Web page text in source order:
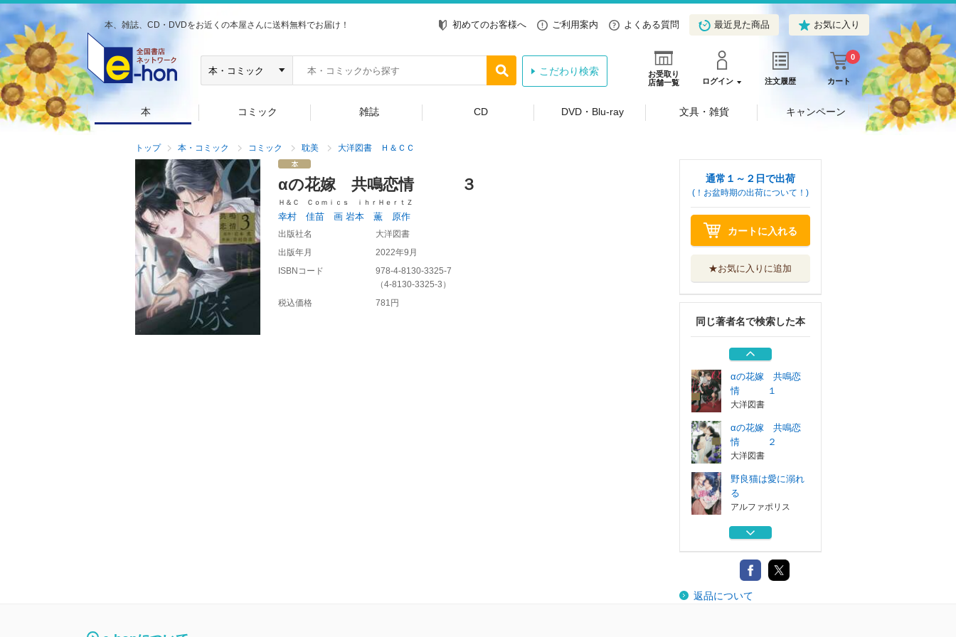
本、雑誌、CD・DVDをお近くの本屋さんに送料無料でお届け！ 初めてのお客様へ ご利用案内 よくある質問 最近見た商品 お気に入り
お受取り
店舗一覧
ログイン 注文履歴 カート
0
こだわり検索
本 コミック 雑誌 CD DVD・Blu-ray 文具・雑貨 キャンペーン
トップ 本・コミック コミック 耽美 大洋図書 Ｈ＆ＣＣ
αの花嫁 共鳴恋情 ３
Ｈ＆Ｃ Ｃｏｍｉｃｓ ｉｈｒＨｅｒｔＺ
幸村 佳苗 画 岩本 薫 原作
出版社名
大洋図書
出版年月
2022年9月
ISBNコード
978-4-8130-3325-7
（4-8130-3325-3 ）
税込価格
781円
通常１～２日で出荷
(！お盆時期の出荷について！)
カートに入れる
★お気に入りに追加
同じ著者名で検索した本
αの花嫁 共鳴恋
情 ２
野良猫は愛に溺れ
アルファポリス
君が好きだから
アルファポリス
αの花嫁 共鳴恋
情 １
大洋図書
αの花嫁 共鳴恋
情 ２
大洋図書
野良猫は愛に溺れ
る
アルファポリス
君が好きだから
αの花嫁 共鳴恋
情 １
返品について